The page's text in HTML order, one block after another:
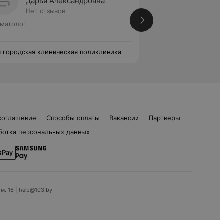
Нет отзывов
городская клиническая поликлиника
Способы оплаты Вакансии
Партнеры
персональных данных
16 | help@103.by